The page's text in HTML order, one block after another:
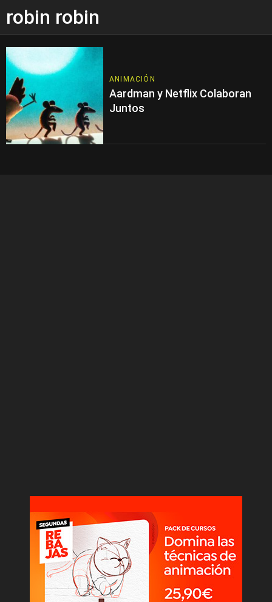
robin robin
ANIMACIÓN
Aardman y Netflix Colaboran
Juntos